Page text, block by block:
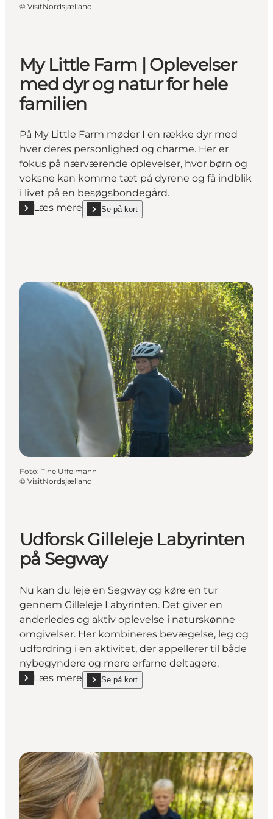
© VisitNordsjælland
My Little Farm | Oplevelser
med dyr og natur for hele
familien
På My Little Farm møder I en række dyr med
hver deres personlighed og charme. Her er
fokus på nærværende oplevelser, hvor børn og
voksne kan komme tæt på dyrene og få indblik
i livet på en besøgsbondegård.
Læs mere
Læs mere "My Little Farm | Oplevelser med dyr og
Se på kort
show My Little Farm | Oplevelser med dyr og natur
Foto: Tine Uffelmann
© VisitNordsjælland
Udforsk Gilleleje Labyrinten
på Segway
Nu kan du leje en Segway og køre en tur
gennem Gilleleje Labyrinten. Det giver en
anderledes og aktiv oplevelse i naturskønne
omgivelser. Her kombineres bevægelse, leg og
udfordring i en aktivitet, der appellerer til både
nybegyndere og mere erfarne deltagere.
Læs mere
Læs mere "Udforsk Gilleleje Labyrinten på Segway"
Se på kort
show Udforsk Gilleleje Labyrinten på Segway